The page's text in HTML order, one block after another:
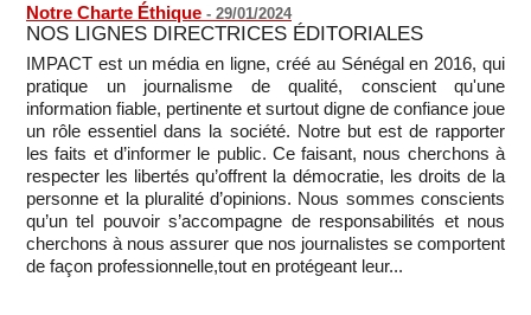
Notre Charte Éthique - 29/01/2024
NOS LIGNES DIRECTRICES ÉDITORIALES
IMPACT est un média en ligne, créé au Sénégal en 2016, qui
pratique un journalisme de qualité, conscient qu'une
information fiable, pertinente et surtout digne de confiance joue
un rôle essentiel dans la société. Notre but est de rapporter
les faits et d’informer le public. Ce faisant, nous cherchons à
respecter les libertés qu’offrent la démocratie, les droits de la
personne et la pluralité d’opinions. Nous sommes conscients
qu’un tel pouvoir s’accompagne de responsabilités et nous
cherchons à nous assurer que nos journalistes se comportent
de façon professionnelle,tout en protégeant leur...